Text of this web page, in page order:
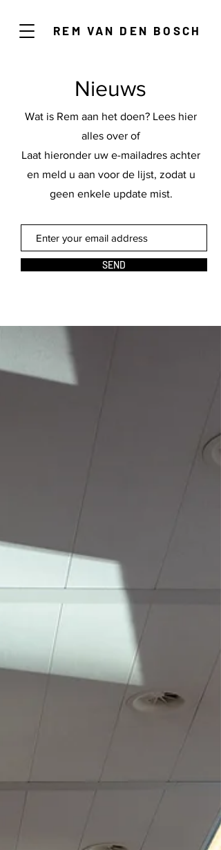
REM VAN DEN BOSCH
Nieuws
Wat is Rem aan het doen? Lees hier
alles over of
Laat hieronder uw e-mailadres achter
en meld u aan voor de lijst, zodat u
geen enkele update mist.
SEND